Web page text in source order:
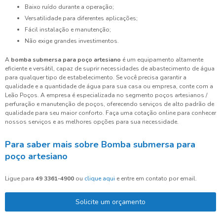
Baixo ruído durante a operação;
Versatilidade para diferentes aplicações;
Fácil instalação e manutenção;
Não exige grandes investimentos.
A bomba submersa para poço artesiano é um equipamento altamente
eficiente e versátil, capaz de suprir necessidades de abastecimento de água
para qualquer tipo de estabelecimento. Se você precisa garantir a
qualidade e a quantidade de água para sua casa ou empresa, conte com a
Leão Poços. A empresa é especializada no segmento poços artesianos /
perfuração e manutenção de poços, oferecendo serviços de alto padrão de
qualidade para seu maior conforto. Faça uma cotação online para conhecer
nossos serviços e as melhores opções para sua necessidade.
Para saber mais sobre Bomba submersa para
poço artesiano
Ligue para 49 3361-4900 ou clique aqui e entre em contato por email.
Solicite um orçamento